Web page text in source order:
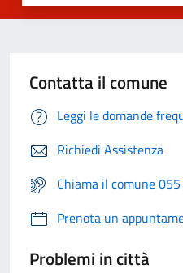
Contatta il comune
Leggi le domande
Richiedi Assistenza
Chiama il comune
Prenota un
Problemi in città